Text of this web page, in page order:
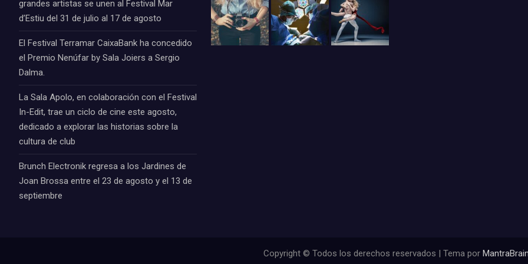
grandes artistas se unen al Festival Mar
d’Estiu del 31 de julio al 17 de agosto
El Festival Terramar CaixaBank ha concedido
el Premio Nenúfar by Sala Joiers a Sergio
Dalma.
La Sala Apolo, en colaboración con el Festival
In-Edit, trae un ciclo de cine este agosto,
dedicado a explorar las historias sobre la
cultura de club
Brunch Electronik regresa a los Jardines de
Joan Brossa entre el 23 de agosto y el 13 de
septiembre
Copyright © Todos los derechos reservados | Tema por